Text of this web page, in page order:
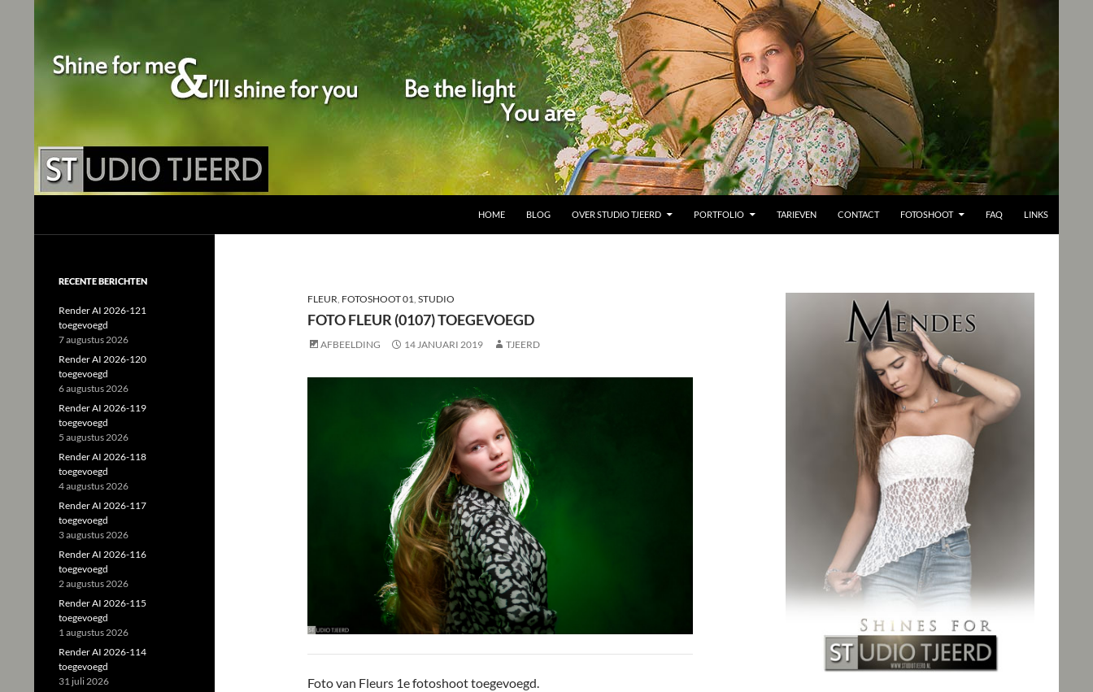
HOME
BLOG OVER STUDIO TJEERD PORTFOLIO TARIEVEN CONTACT FOTOSHOOT FAQ LINKS
FLEUR, FOTOSHOOT 01, STUDIO
FOTO FLEUR (0107) TOEGEVOEGD
AFBEELDING 14 JANUARI 2019 TJEERD
Foto van Fleurs 1e fotoshoot toegevoegd.
RECENTE BERICHTEN
Render AI 2026-121
toegevoegd
7 augustus 2026
Render AI 2026-120
toegevoegd
6 augustus 2026
Render AI 2026-119
toegevoegd
5 augustus 2026
Render AI 2026-118
toegevoegd
4 augustus 2026
Render AI 2026-117
toegevoegd
3 augustus 2026
Render AI 2026-116
toegevoegd
2 augustus 2026
Render AI 2026-115
toegevoegd
1 augustus 2026
Render AI 2026-114
toegevoegd
31 juli 2026